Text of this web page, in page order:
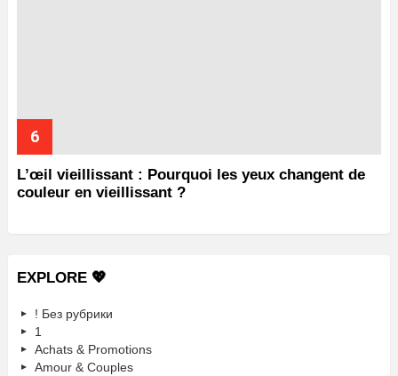
L’œil vieillissant : Pourquoi les yeux changent de
couleur en vieillissant ?
EXPLORE 💖
! Без рубрики
1
Achats & Promotions
Amour & Couples